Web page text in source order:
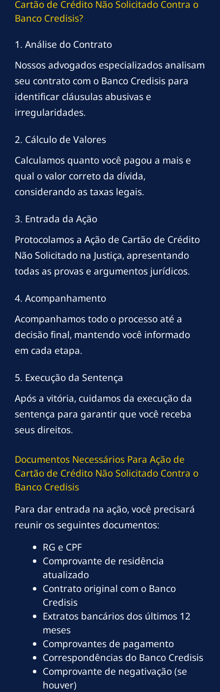
Cartão de Crédito Não Solicitado Contra o
Banco Credisis?
1. Análise do Contrato
Nossos advogados especializados analisam
seu contrato com o Banco Credisis para
identificar cláusulas abusivas e
irregularidades.
2. Cálculo de Valores
Calculamos quanto você pagou a mais e
qual o valor correto da dívida,
considerando as taxas legais.
3. Entrada da Ação
Protocolamos a Ação de Cartão de Crédito
Não Solicitado na Justiça, apresentando
todas as provas e argumentos jurídicos.
4. Acompanhamento
Acompanhamos todo o processo até a
decisão final, mantendo você informado
em cada etapa.
5. Execução da Sentença
Após a vitória, cuidamos da execução da
sentença para garantir que você receba
seus direitos.
Documentos Necessários Para Ação de
Cartão de Crédito Não Solicitado Contra o
Banco Credisis
Para dar entrada na ação, você precisará
reunir os seguintes documentos:
RG e CPF
Comprovante de residência
atualizado
Contrato original com o Banco
Credisis
Extratos bancários dos últimos 12
meses
Comprovantes de pagamento
Correspondências do Banco Credisis
Comprovante de negativação (se
houver)